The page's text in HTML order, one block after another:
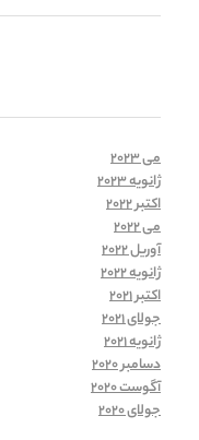
می 2023
ژانویه 2023
اکتبر 2022
می 2022
آوریل 2022
ژانویه 2022
اکتبر 2021
جولای 2021
ژانویه 2021
دسامبر 2020
آگوست 2020
جولای 2020